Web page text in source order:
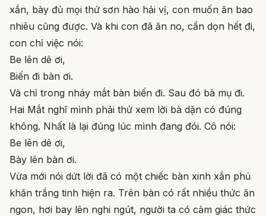
xắn, bày đủ mọi thứ sơn hào hải vị, con muốn ăn bao
nhiêu cũng được. Và khi con đã ăn no, cần dọn hết đi,
con chỉ việc nói:
Be lên dê ơi,
Biến đi bàn ơi.
Và chỉ trong nháy mắt bàn biến đi. Sau đó bà mụ đi.
Hai Mắt nghĩ mình phải thử xem lời bà dặn có đúng
không. Nhất là lại đúng lúc mình đang đói. Cô nói:
Be lên dê ơi,
Bày lên bàn ơi.
Vừa mới nói dứt lời đã có một chiếc bàn xinh xắn phủ
khăn trắng tinh hiện ra. Trên bàn có rất nhiều thức ăn
ngon, hơi bay lên nghi ngút, người ta có cảm giác thức